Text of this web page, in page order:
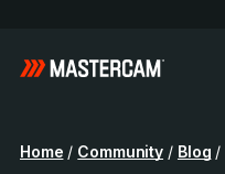
Home / Community / Blog /